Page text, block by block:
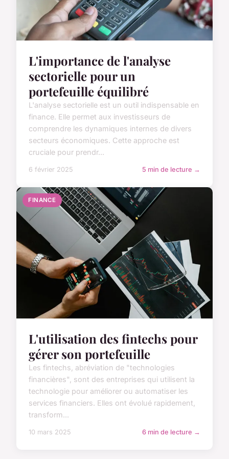
L'importance de l'analyse
sectorielle pour un
portefeuille équilibré
L'analyse sectorielle est un outil indispensable en
finance. Elle permet aux investisseurs de
comprendre les dynamiques internes de divers
secteurs économiques. Cette approche est
cruciale pour prendr...
6 février 2025 5 min de lecture →
FINANCE
L'utilisation des fintechs pour
gérer son portefeuille
Les fintechs, abréviation de "technologies
financières", sont des entreprises qui utilisent la
technologie pour améliorer ou automatiser les
services financiers. Elles ont évolué rapidement,
transform...
10 mars 2025 6 min de lecture →